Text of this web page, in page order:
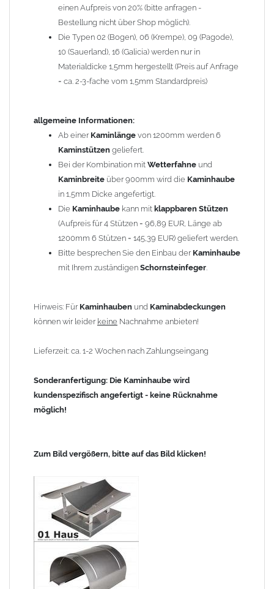
angefertigt - keine Rücknahme möglich!
Zum Bild vergößern, bitte auf das Bild klicken!
einen Aufpreis von 20% (bitte anfragen -
Bestellung nicht über Shop möglich).
Die Typen 02 (Bogen), 06 (Krempe), 09 (Pagode),
10 (Sauerland), 16 (Galicia) werden nur in
Materialdicke 1,5mm hergestellt (Preis auf Anfrage
= ca. 2-3-fache vom 1,5mm Standardpreis)
allgemeine Informationen:
Ab einer Kaminlänge von 1200mm werden 6
Kaminstützen geliefert.
Bei der Kombination mit Wetterfahne und
Kaminbreite über 900mm wird die Kaminhaube
in 1,5mm Dicke angefertigt.
Die Kaminhaube kann mit klappbaren Stützen
(Aufpreis für 4 Stützen = 96,89 EUR, Länge ab
1200mm 6 Stützen = 145,39 EUR) geliefert werden.
Bitte besprechen Sie den Einbau der Kaminhaube
mit Ihrem zuständigen Schornsteinfeger.
Hinweis: Für Kaminhauben und Kaminabdeckungen
können wir leider keine Nachnahme anbieten!
Lieferzeit: ca. 1-2 Wochen nach Zahlungseingang
Sonderanfertigung: Die Kaminhaube wird
kundenspezifisch angefertigt - keine Rücknahme
möglich!
Zum Bild vergößern, bitte auf das Bild klicken!